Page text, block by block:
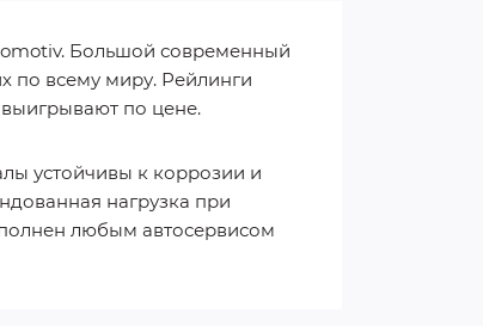
Большой современный
по всему миру. Рейлинги
выигрывают по цене.
устойчивы к коррозии и
нагрузка при
любым автосервисом